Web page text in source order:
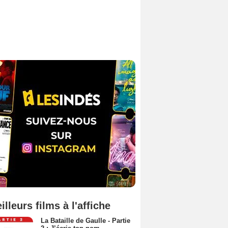
films à l'affiche
La Bataille de Gaulle - Partie